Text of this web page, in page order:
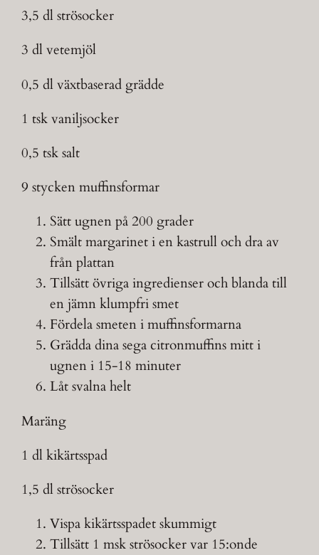
3,5 dl strösocker
3 dl vetemjöl
0,5 dl växtbaserad grädde
1 tsk vaniljsocker
0,5 tsk salt
9 stycken muffinsformar
Sätt ugnen på 200 grader
Smält margarinet i en kastrull och dra av
från plattan
Tillsätt övriga ingredienser och blanda till
en jämn klumpfri smet
Fördela smeten i muffinsformarna
Grädda dina sega citronmuffins mitt i
ugnen i 15-18 minuter
Låt svalna helt
Maräng
1 dl kikärtsspad
1,5 dl strösocker
Vispa kikärtsspadet skummigt
Tillsätt 1 msk strösocker var 15:onde